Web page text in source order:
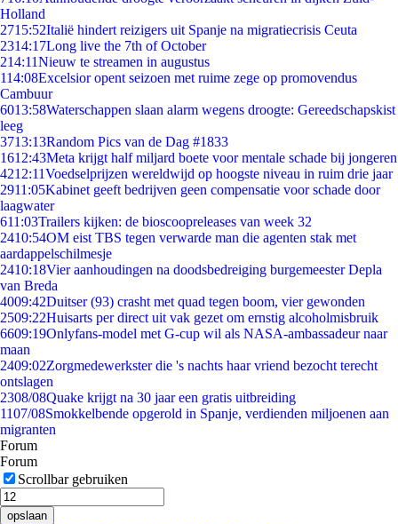
Holland
2715:52Italië hindert reizigers uit Spanje na migratiecrisis Ceuta
2314:17Long live the 7th of October
214:11Nieuw te streamen in augustus
114:08Excelsior opent seizoen met ruime zege op promovendus
Cambuur
6013:58Waterschappen slaan alarm wegens droogte: Gereedschapskist
leeg
3713:13Random Pics van de Dag #1833
1612:43Meta krijgt half miljard boete voor mentale schade bij jongeren
4212:11Voedselprijzen wereldwijd op hoogste niveau in ruim drie jaar
2911:05Kabinet geeft bedrijven geen compensatie voor schade door
laagwater
611:03Trailers kijken: de bioscoopreleases van week 32
2410:54OM eist TBS tegen verwarde man die agenten stak met
aardappelschilmesje
2410:18Vier aanhoudingen na doodsbedreiging burgemeester Depla
van Breda
4009:42Duitser (93) crasht met quad tegen boom, vier gewonden
2509:22Huisarts per direct uit vak gezet om ernstig alcoholmisbruik
6609:19Onlyfans-model met G-cup wil als NASA-ambassadeur naar
maan
2409:02Zorgmedewerkster die 's nachts haar vriend bezocht terecht
ontslagen
2308/08Quake krijgt na 30 jaar een gratis uitbreiding
1107/08Smokkelbende opgerold in Spanje, verdienden miljoenen aan
migranten
Forum
Forum
Scrollbar gebruiken
opslaan